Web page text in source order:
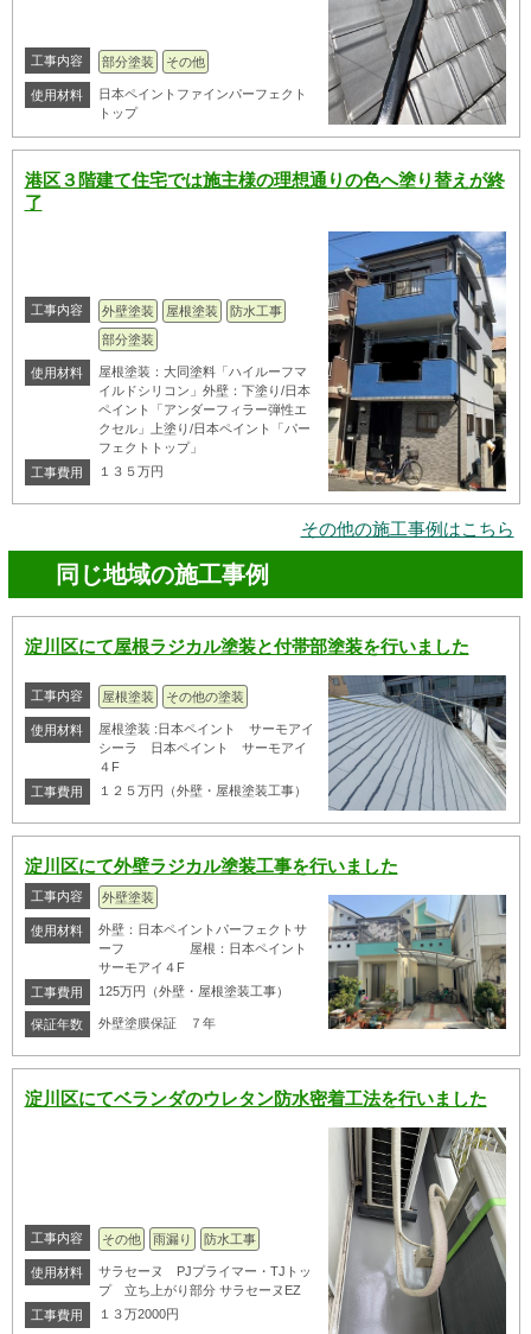
工事内容 部分塗装 その他
使用材料
日本ペイントファインパーフェクト
トップ
港区３階建て住宅では施主様の理想通りの色へ塗り替えが終
了
工事内容 外壁塗装 屋根塗装
防水工事
部分塗装
使用材料
屋根塗装：大同塗料「ハイルーフマ
イルドシリコン」外壁：下塗り/日本
ペイント「アンダーフィラー弾性エ
クセル」上塗り/日本ペイント「パー
フェクトトップ」
工事費用
１３５万円
その他の施工事例はこちら
同じ地域の施工事例
淀川区にて屋根ラジカル塗装と付帯部塗装を行いました
工事内容 屋根塗装 その他の塗装
使用材料
屋根塗装 :日本ペイント サーモアイ
シーラ 日本ペイント サーモアイ
４F
工事費用
１２５万円（外壁・屋根塗装工事）
淀川区にて外壁ラジカル塗装工事を行いました
工事内容 外壁塗装
使用材料
外壁：日本ペイントパーフェクトサ
ーフ 屋根：日本ペイント
サーモアイ４F
工事費用
125万円（外壁・屋根塗装工事）
保証年数 外壁塗膜保証 ７年
淀川区にてベランダのウレタン防水密着工法を行いました
工事内容 その他 雨漏り 防水工事
使用材料
サラセーヌ PJプライマー・TJトッ
プ 立ち上がり部分 サラセーヌEZ
工事費用
１３万2000円